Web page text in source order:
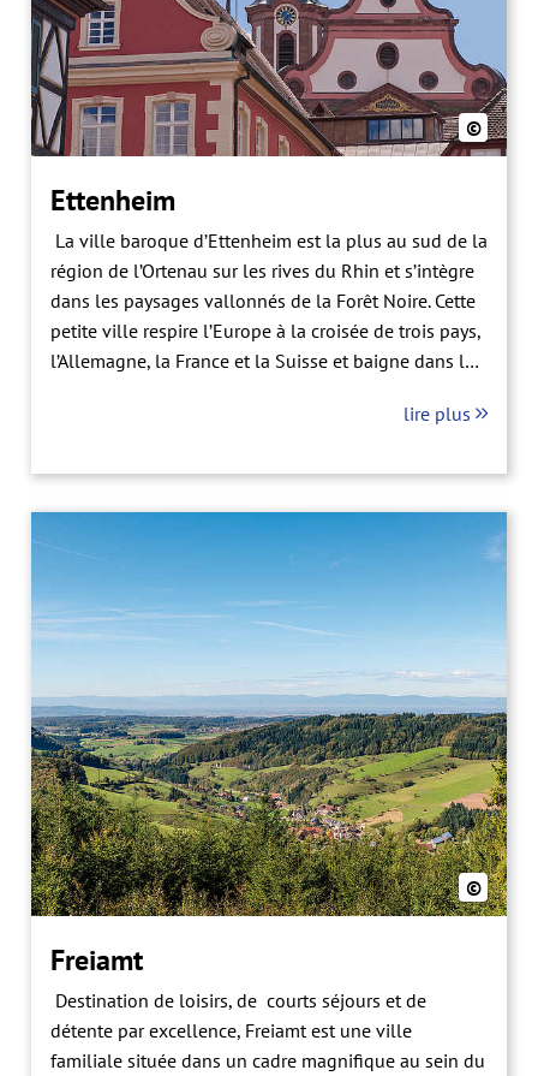
©
Ettenheim
La ville baroque d’Ettenheim est la plus au sud de la
région de l’Ortenau sur les rives du Rhin et s’intègre
dans les paysages vallonnés de la Forêt Noire. Cette
petite ville respire l’Europe à la croisée de trois pays,
l’Allemagne, la France et la Suisse et baigne dans le
lire plus
©
Freiamt
Destination de loisirs, de courts séjours et de
détente par excellence, Freiamt est une ville
familiale située dans un cadre magnifique au sein du